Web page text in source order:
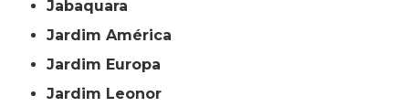
Jabaquara
Jardim América
Jardim Europa
Jardim Leonor